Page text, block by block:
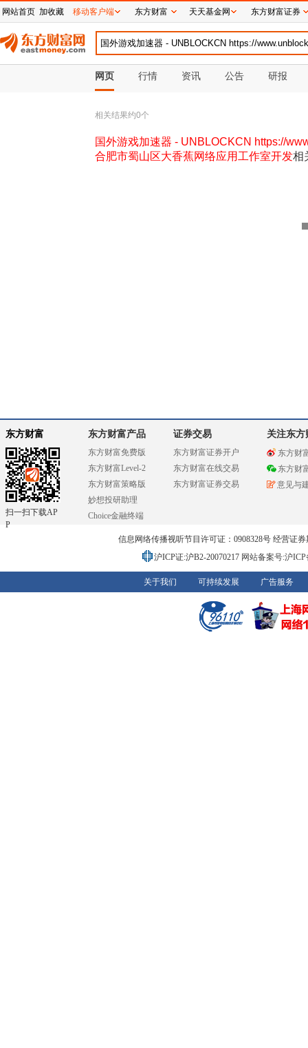
网页 行情 资讯 公告 研报
相关结果约0个
国外游戏加速器 - UNBLOCKCN https://
合肥市蜀山区大香蕉网络应用工作室开发相
东方财富
扫一扫下载AP
P
东方财富产品
东方财富免费版
东方财富Level-2
东方财富策略版
妙想投研助理
Choice金融终端
证券交易
东方财富证券开户
东方财富在线交易
东方财富证券交易
关注东方
东方财
东方财
意见与
信息网络传播视听节目许可证：0908328号 经营证
沪ICP证:沪B2-20070217 网站备案号:沪
关于我们 可持续发展 广告服务
网站首页 加收藏 移动客户端 东方财富 天天基金网 东方财富证券